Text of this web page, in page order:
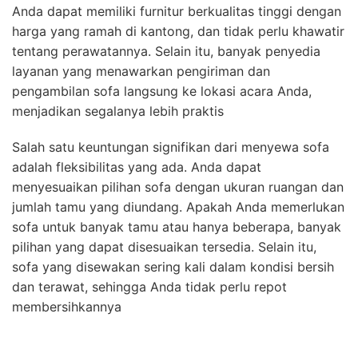
Anda dapat memiliki furnitur berkualitas tinggi dengan
harga yang ramah di kantong, dan tidak perlu khawatir
tentang perawatannya. Selain itu, banyak penyedia
layanan yang menawarkan pengiriman dan
pengambilan sofa langsung ke lokasi acara Anda,
menjadikan segalanya lebih praktis
Salah satu keuntungan signifikan dari menyewa sofa
adalah fleksibilitas yang ada. Anda dapat
menyesuaikan pilihan sofa dengan ukuran ruangan dan
jumlah tamu yang diundang. Apakah Anda memerlukan
sofa untuk banyak tamu atau hanya beberapa, banyak
pilihan yang dapat disesuaikan tersedia. Selain itu,
sofa yang disewakan sering kali dalam kondisi bersih
dan terawat, sehingga Anda tidak perlu repot
membersihkannya